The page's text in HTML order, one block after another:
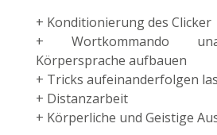
+ Konditionierung des Clicker
+ Wortkommando
Körpersprache aufbauen
+ Tricks aufeinanderfolgen
+ Distanzarbeit
+ Körperliche und Geistige